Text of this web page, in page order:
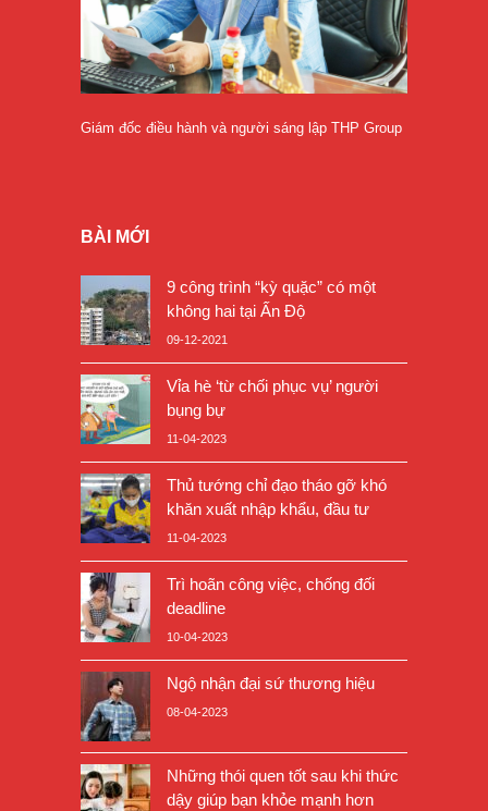
Giám đốc điều hành và người sáng lập THP Group
BÀI MỚI
9 công trình “kỳ quặc” có một
không hai tại Ấn Độ
09-12-2021
Vỉa hè ‘từ chối phục vụ’ người
bụng bự
11-04-2023
Thủ tướng chỉ đạo tháo gỡ khó
khăn xuất nhập khẩu, đầu tư
11-04-2023
Trì hoãn công việc, chống đối
deadline
10-04-2023
Ngộ nhận đại sứ thương hiệu
08-04-2023
Những thói quen tốt sau khi thức
dậy giúp bạn khỏe mạnh hơn